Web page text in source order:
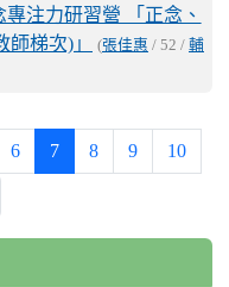
注力研習營 「正念、
梯次)」
(張佳惠 / 52 / 輔
6 7(current)
8 9 10